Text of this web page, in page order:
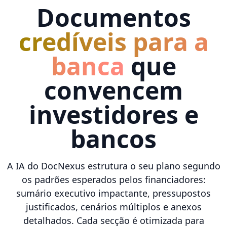
Documentos
credíveis para a
banca que
convencem
investidores e
bancos
A IA do DocNexus estrutura o seu plano segundo
os padrões esperados pelos financiadores:
sumário executivo impactante, pressupostos
justificados, cenários múltiplos e anexos
detalhados. Cada secção é otimizada para